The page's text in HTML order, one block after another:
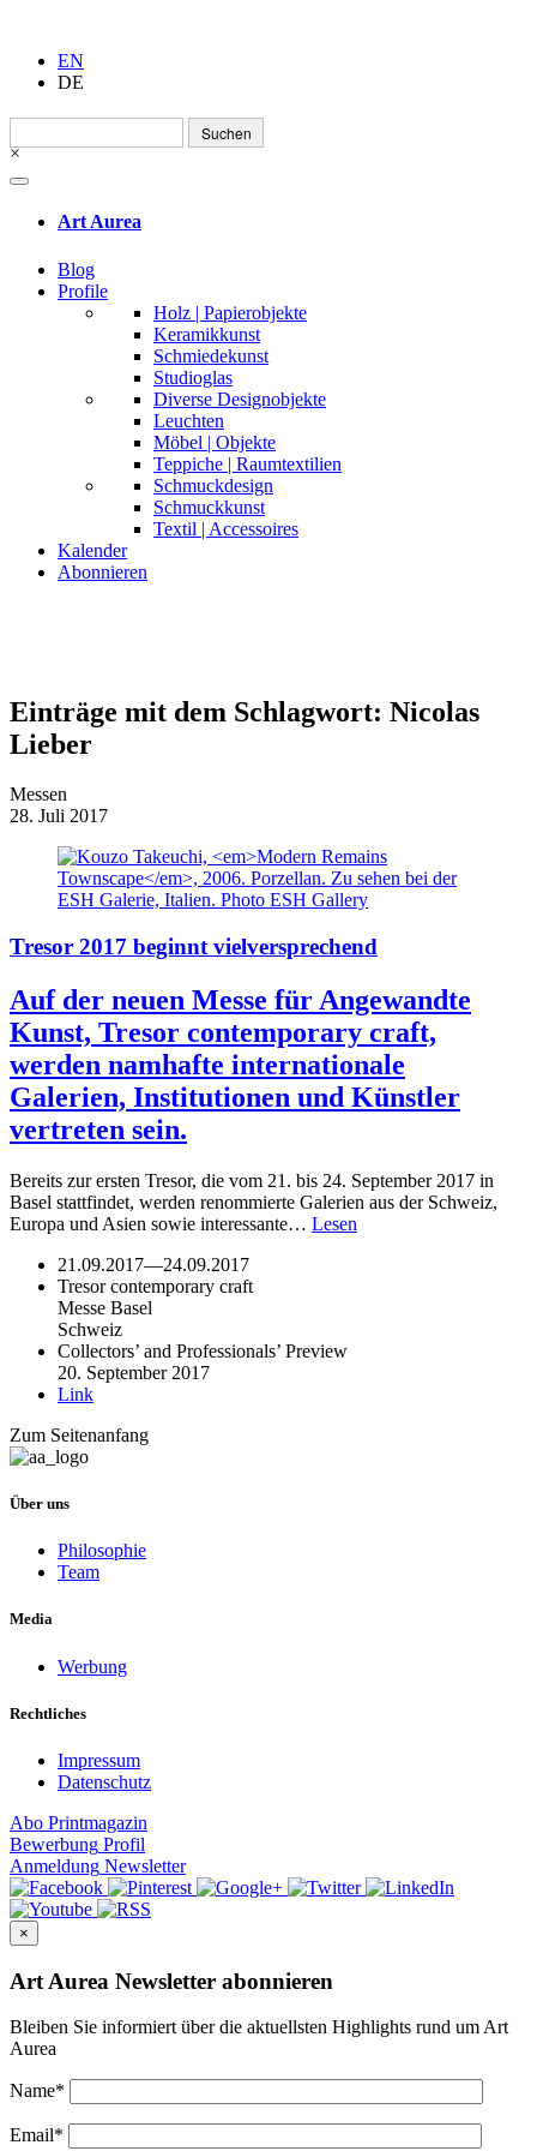
EN
DE
Suchen
nach:
×
Art Aurea
Blog
Profile
Holz | Papierobjekte
Keramikkunst
Schmiedekunst
Studioglas
Diverse Designobjekte
Leuchten
Möbel | Objekte
Teppiche | Raumtextilien
Schmuckdesign
Schmuckkunst
Textil | Accessoires
Kalender
Abonnieren
Einträge mit dem Schlagwort: Nicolas
Lieber
Messen
28. Juli 2017
Tresor 2017 beginnt vielversprechend
Auf der neuen Messe für Angewandte
Kunst, Tresor contemporary craft,
werden namhafte internationale
Galerien, Institutionen und Künstler
vertreten sein.
Bereits zur ersten Tresor, die vom 21. bis 24. September 2017 in
Basel stattfindet, werden renommierte Galerien aus der Schweiz,
Europa und Asien sowie interessante… Lesen
21.09.2017—24.09.2017
Tresor contemporary craft
Messe Basel
Schweiz
Collectors’ and Professionals’ Preview
20. September 2017
Link
Zum Seitenanfang
Über uns
Philosophie
Team
Media
Werbung
Rechtliches
Impressum
Datenschutz
Abo Printmagazin
Bewerbung Profil
Anmeldung Newsletter
×
Art Aurea Newsletter abonnieren
Bleiben Sie informiert über die aktuellsten Highlights rund um Art
Aurea
Name*
Email*